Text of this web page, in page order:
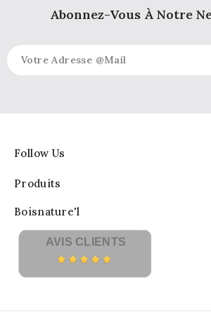
Abonnez-Vous À Notre
Follow Us
Produits
Boisnature'l
AVIS CLIENTS